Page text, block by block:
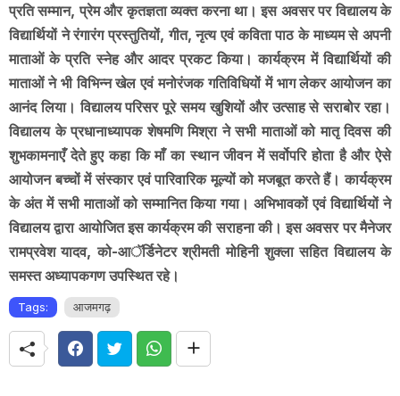
प्रति सम्मान, प्रेम और कृतज्ञता व्यक्त करना था। इस अवसर पर विद्यालय के
विद्यार्थियों ने रंगारंग प्रस्तुतियों, गीत, नृत्य एवं कविता पाठ के माध्यम से अपनी
माताओं के प्रति स्नेह और आदर प्रकट किया। कार्यक्रम में विद्यार्थियों की
माताओं ने भी विभिन्न खेल एवं मनोरंजक गतिविधियों में भाग लेकर आयोजन का
आनंद लिया। विद्यालय परिसर पूरे समय खुशियों और उत्साह से सराबोर रहा।
विद्यालय के प्रधानाध्यापक शेषमणि मिश्रा ने सभी माताओं को मातृ दिवस की
शुभकामनाएँ देते हुए कहा कि माँ का स्थान जीवन में सर्वोपरि होता है और ऐसे
आयोजन बच्चों में संस्कार एवं पारिवारिक मूल्यों को मजबूत करते हैं। कार्यक्रम
के अंत में सभी माताओं को सम्मानित किया गया। अभिभावकों एवं विद्यार्थियों ने
विद्यालय द्वारा आयोजित इस कार्यक्रम की सराहना की। इस अवसर पर मैनेजर
रामप्रवेश यादव, को-आॅर्डिनेटर श्रीमती मोहिनी शुक्ला सहित विद्यालय के
समस्त अध्यापकगण उपस्थित रहे।
Tags: आजमगढ़